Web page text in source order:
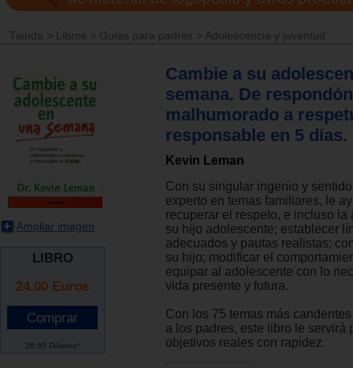
Tienda > Libros > Guías para padres > Adolescencia y juventud
Ampliar imagen
LIBRO
24.00 Euros
26.65 Dólares*
Cambie a su
semana. De
malhumorado a
responsable en 5 días.
Kevin Leman
Con su singular ingenio y
experto en temas familiares, le
recuperar el respeto, e incluso la
su hijo adolescente; establecer
adecuados y pautas realistas;
su hijo; modificar el
equipar al adolescente con lo
vida presente y futura.
Con los 75 temas más
a los padres, este libro le servirá
objetivos reales con rapidez.